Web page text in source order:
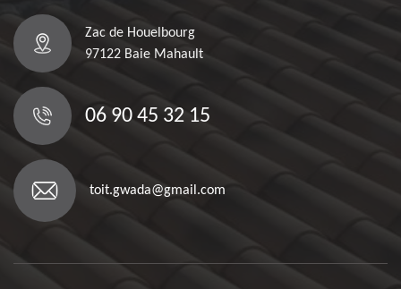
Zac de Houelbourg
97122 Baie Mahault
06 90 45 32 15
toit.gwada@gmail.com